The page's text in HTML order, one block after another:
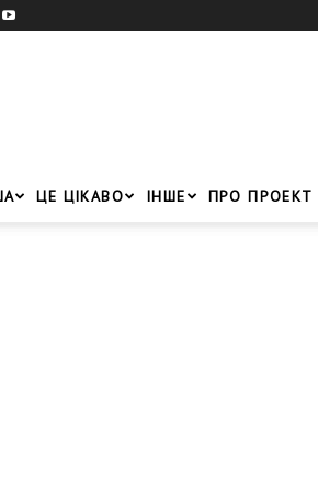
ЦЕ ЦІКАВО ІНШЕ ПРО ПРОЕКТ